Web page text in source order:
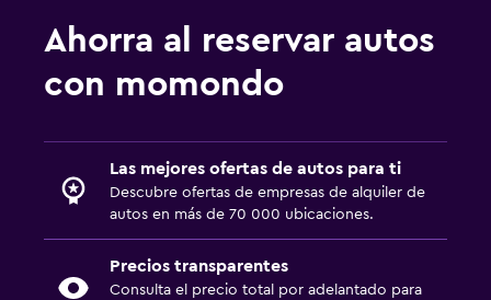
Ahorra al reservar autos
con momondo
Las mejores ofertas de autos para ti
Descubre ofertas de empresas de alquiler de
autos en más de 70 000 ubicaciones.
Precios transparentes
Consulta el precio total por adelantado para